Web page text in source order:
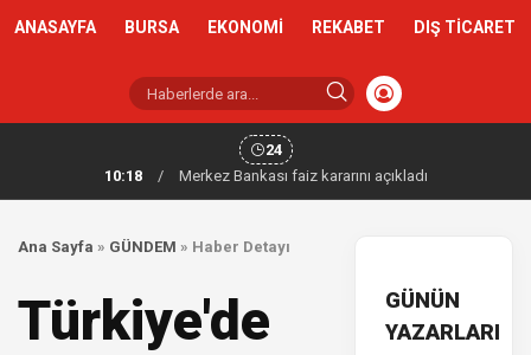
ANASAYFA BURSA EKONOMİ REKABET DIŞ TİCARET
24
10:18
/ Merkez Bankası faiz kararını açıkladı
Ana Sayfa » GÜNDEM » Haber Detayı
Türkiye'de
GÜNÜN
YAZARLARI